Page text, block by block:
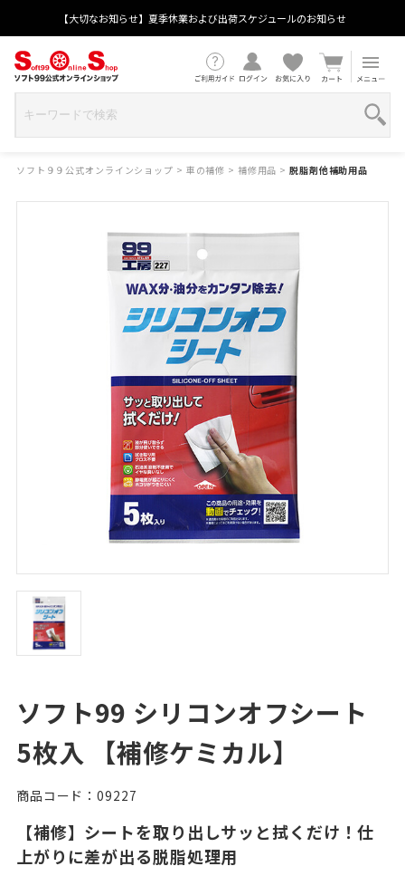
【大切なお知らせ】夏季休業および出荷スケジュールのお知らせ
ソフト９９公式オンラインショップ > 車の補修 > 補修用品 > 脱脂剤他補助用品
ソフト99 シリコンオフシート
5枚入 【補修ケミカル】
商品コード：09227
【補修】シートを取り出しサッと拭くだけ！仕
上がりに差が出る脱脂処理用